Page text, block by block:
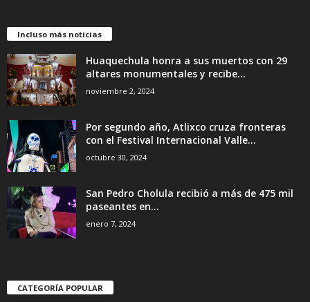
Incluso más noticias
Huaquechula honra a sus muertos con 29
altares monumentales y recibe...
noviembre 2, 2024
Por segundo año, Atlixco cruza fronteras
con el Festival Internacional Valle...
octubre 30, 2024
San Pedro Cholula recibió a más de 475 mil
paseantes en...
enero 7, 2024
CATEGORÍA POPULAR